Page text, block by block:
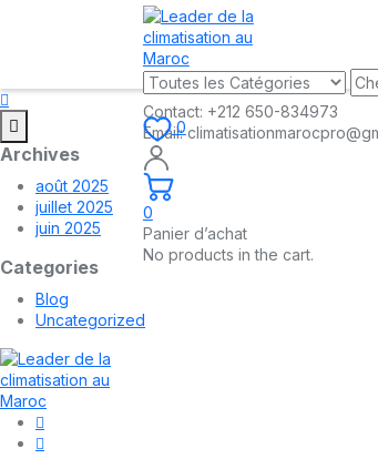
Archives
août 2025
juillet 2025
juin 2025
Categories
Blog
Uncategorized
Contact: +212 650-834973
Email:
0
0
Panier d’achat
No products in the cart.